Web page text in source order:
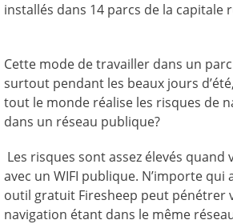
installés dans 14 parcs de la capitale
Cette mode de travailler dans un
surtout pendant les beaux jours
tout le monde réalise les risques de
dans un réseau publique?
Les risques sont assez élevés quand
avec un WIFI publique. N’importe qui
outil gratuit Firesheep peut pénétrer
navigation étant dans le même